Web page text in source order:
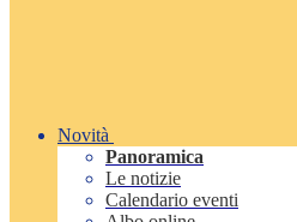
Novità
Panoramica
Le notizie
Calendario eventi